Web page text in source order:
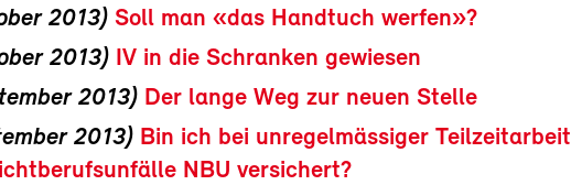
2013) Soll man «das Handtuch werfen»?
2013) IV in die Schranken gewiesen
2013) Der lange Weg zur neuen Stelle
2013) Bin ich bei unregelmässiger Teilzeitarbeit
NBU versichert?